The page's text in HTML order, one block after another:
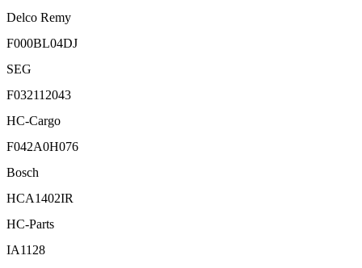
Delco Remy
F000BL04DJ
SEG
F032112043
HC-Cargo
F042A0H076
Bosch
HCA1402IR
HC-Parts
IA1128